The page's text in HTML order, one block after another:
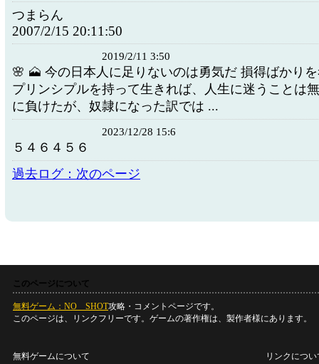
つまらん
2007/2/15 20:11:50
2019/2/11 3:50
🌸 🗻 今の日本人に足りないのは勇気だ 損得ばかり
プリンシプルを持って生きれば、人生に迷うことは
に負けたが、奴隷になった訳では ...
2023/12/28 15:6
５４６４５６
過去ログ：次のページ
このページについて
無料ゲーム：NO SHOT攻略・コメントページです。
このページは、リンクフリーです。ゲームの著作権は、製作者様にあります。
無料ゲームについて リンクについ